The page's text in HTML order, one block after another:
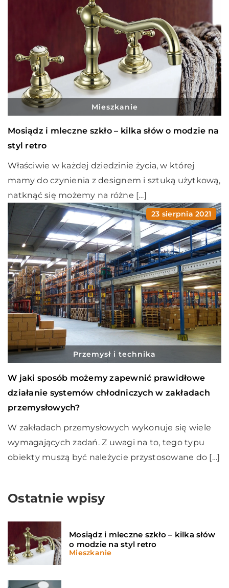
Mieszkanie
Mosiądz i mleczne szkło – kilka słów o modzie na
styl retro
Właściwie w każdej dziedzinie życia, w której
mamy do czynienia z designem i sztuką użytkową,
natknąć się możemy na różne […]
23 sierpnia 2021
Przemysł i technika
W jaki sposób możemy zapewnić prawidłowe
działanie systemów chłodniczych w zakładach
przemysłowych?
W zakładach przemysłowych wykonuje się wiele
wymagających zadań. Z uwagi na to, tego typu
obiekty muszą być należycie przystosowane do […]
Ostatnie wpisy
Mosiądz i mleczne szkło – kilka słów
o modzie na styl retro
Mieszkanie